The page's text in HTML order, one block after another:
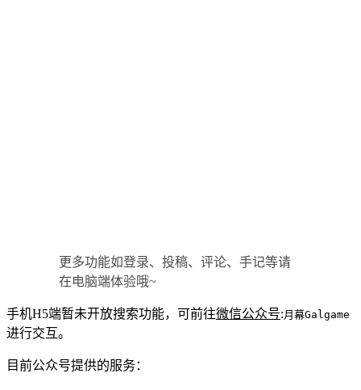
更多功能如登录、投稿、评论、手记等请
在电脑端体验哦~
手机H5端暂未开放搜索功能，可前往微信公众号:月幕Galgame
进行交互。
目前公众号提供的服务：